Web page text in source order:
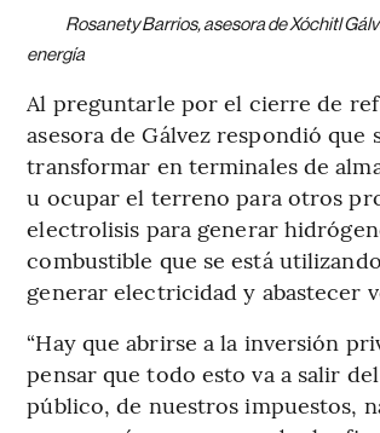
Rosanety Barrios, asesora de Xóchitl
energía
Al preguntarle por el cierre de
asesora de Gálvez respondió que
transformar en terminales de
u ocupar el terreno para otros
electrolisis para generar
combustible que se está
generar electricidad y abastecer
“Hay que abrirse a la inversión
pensar que todo esto va a salir
público, de nuestros impuestos,